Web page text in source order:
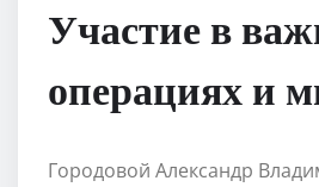
Участие в
операциях и
Городовой Александр